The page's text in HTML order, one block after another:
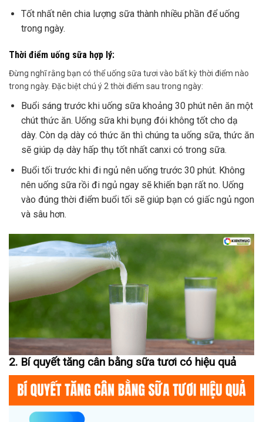
Tốt nhất nên chia lượng sữa thành nhiều phần để uống
trong ngày.
Thời điểm uống sữa hợp lý:
Đừng nghĩ rằng bạn có thể uống sữa tươi vào bất kỳ thời điểm nào
trong ngày. Đặc biệt chú ý 2 thời điểm sau trong ngày:
Buổi sáng trước khi uống sữa khoảng 30 phút nên ăn một
chút thức ăn. Uống sữa khi bụng đói không tốt cho dạ
dày. Còn dạ dày có thức ăn thì chúng ta uống sữa, thức ăn
sẽ giúp dạ dày hấp thụ tốt nhất canxi có trong sữa.
Buổi tối trước khi đi ngủ nên uống trước 30 phút. Không
nên uống sữa rồi đi ngủ ngay sẽ khiến bạn rất no. Uống
vào đúng thời điểm buổi tối sẽ giúp bạn có giấc ngủ ngon
và sâu hơn.
2. Bí quyết tăng cân bằng sữa tươi có hiệu quả